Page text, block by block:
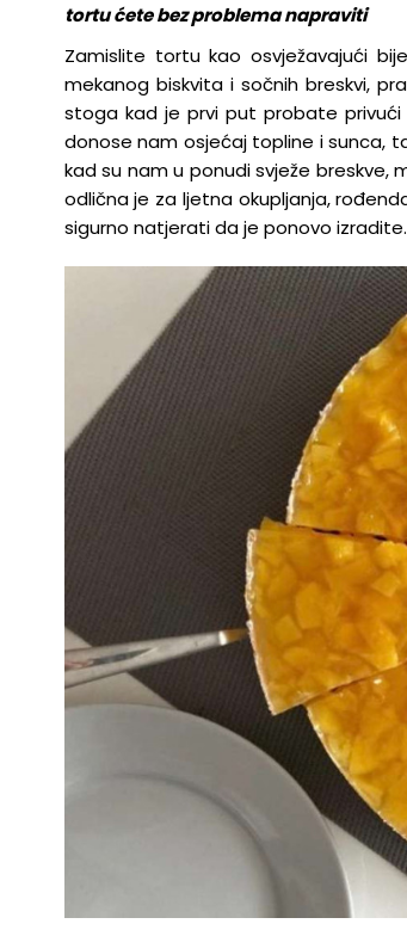
tortu ćete bez problema napraviti
Zamislite tortu kao osvježavajući
mekanog biskvita i sočnih breskvi,
stoga kad je prvi put probate privući
donose nam osjećaj topline i sunca,
kad su nam u ponudi svježe
odlična je za ljetna okupljanja,
sigurno natjerati da je ponovo